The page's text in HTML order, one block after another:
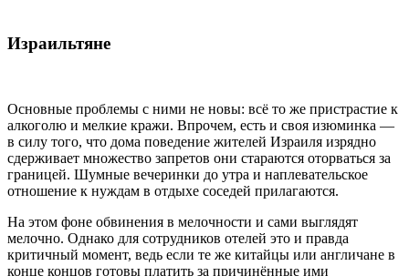
Израильтяне
Основные проблемы с ними не новы: всё то же пристрастие к
алкоголю и мелкие кражи. Впрочем, есть и своя изюминка —
в силу того, что дома поведение жителей Израиля изрядно
сдерживает множество запретов они стараются оторваться за
границей. Шумные вечеринки до утра и наплевательское
отношение к нуждам в отдыхе соседей прилагаются.
На этом фоне обвинения в мелочности и сами выглядят
мелочно. Однако для сотрудников отелей это и правда
критичный момент, ведь если те же китайцы или англичане в
конце концов готовы платить за причинённые ими